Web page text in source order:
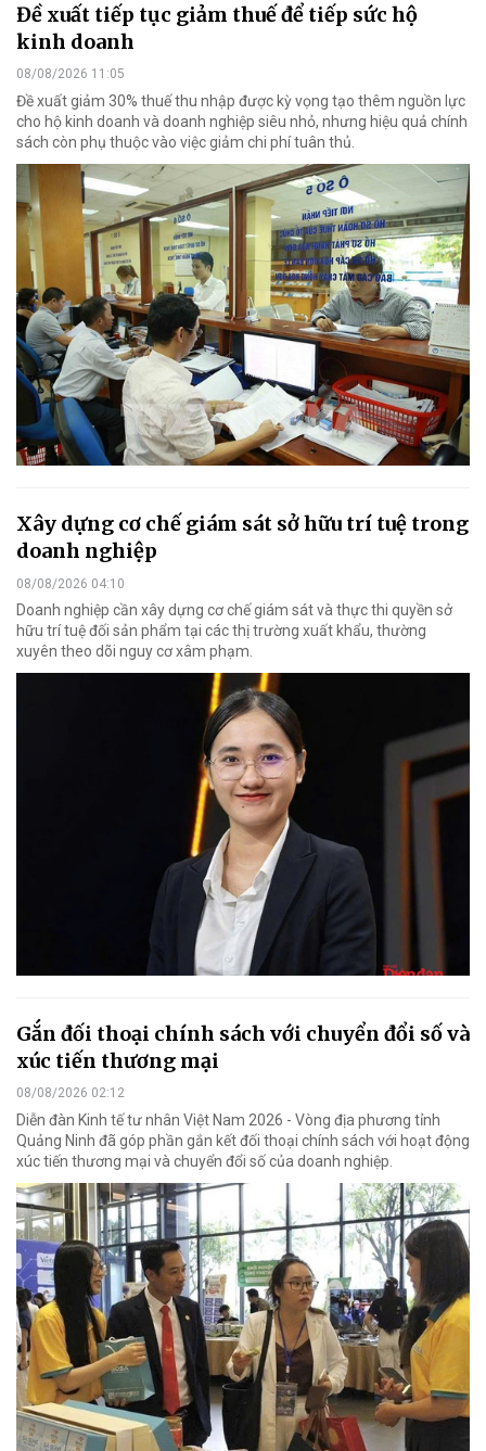
Đề xuất tiếp tục giảm thuế để tiếp sức hộ
kinh doanh
08/08/2026 11:05
Đề xuất giảm 30% thuế thu nhập được kỳ vọng tạo thêm nguồn lực
cho hộ kinh doanh và doanh nghiệp siêu nhỏ, nhưng hiệu quả chính
sách còn phụ thuộc vào việc giảm chi phí tuân thủ.
Xây dựng cơ chế giám sát sở hữu trí tuệ trong
doanh nghiệp
08/08/2026 04:10
Doanh nghiệp cần xây dựng cơ chế giám sát và thực thi quyền sở
hữu trí tuệ đối sản phẩm tại các thị trường xuất khẩu, thường
xuyên theo dõi nguy cơ xâm phạm.
Gắn đối thoại chính sách với chuyển đổi số và
xúc tiến thương mại
08/08/2026 02:12
Diễn đàn Kinh tế tư nhân Việt Nam 2026 - Vòng địa phương tỉnh
Quảng Ninh đã góp phần gắn kết đối thoại chính sách với hoạt động
xúc tiến thương mại và chuyển đổi số của doanh nghiệp.